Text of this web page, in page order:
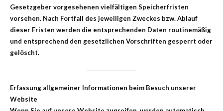
Gesetzgeber vorgesehenen vielfältigen Speicherfristen
vorsehen. Nach Fortfall des jeweiligen Zweckes bzw. Ablauf
dieser Fristen werden die entsprechenden Daten routinemäßig
und entsprechend den gesetzlichen Vorschriften gesperrt oder
gelöscht.
Erfassung allgemeiner Informationen beim Besuch unserer
Website